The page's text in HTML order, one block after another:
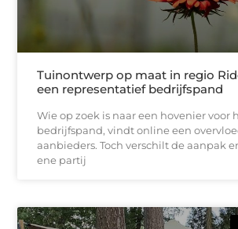
Tuinontwerp op maat in regio
een representatief bedrijfspand
Wie op zoek is naar een hovenier voor
bedrijfspand, vindt online een
aanbieders. Toch verschilt de aanpak
ene partij